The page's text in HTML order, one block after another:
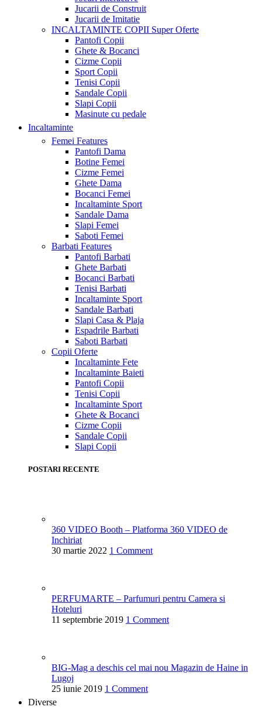
Jucarii de Construit
Jucarii de Imitatie
INCALTAMINTE COPII Super Oferte
Pantofi Copii
Ghete & Bocanci
Cizme Copii
Sport Copii
Tenisi Copii
Sandale Copii
Slapi Copii
Masinute cu pedale
Incaltaminte
Femei Features
Pantofi Dama
Botine Femei
Cizme Femei
Ghete Dama
Bocanci Femei
Incaltaminte Sport
Sandale Dama
Slapi Femei
Saboti Femei
Barbati Features
Pantofi Barbati
Ghete Barbati
Bocanci Barbati
Tenisi Barbati
Incaltaminte Sport
Sandale Barbati
Slapi Casa & Plaja
Espadrile Barbati
Saboti Barbati
Copii Oferte
Incaltaminte Fete
Incaltaminte Baieti
Pantofi Copii
Tenisi Copii
Incaltaminte Sport
Ghete & Bocanci
Cizme Copii
Sandale Copii
Slapi Copii
POSTARI RECENTE
360 VIDEO Booth – Platforma 360 VIDEO de
Inchiriat
30 martie 2022 1 Comment
PERFUMARTE – Parfumuri pentru Camera si
Hoteluri
11 septembrie 2019 1 Comment
BIG-Mag a deschis cel mai nou Magazin de Haine in
Lugoj
25 iunie 2019 1 Comment
Diverse